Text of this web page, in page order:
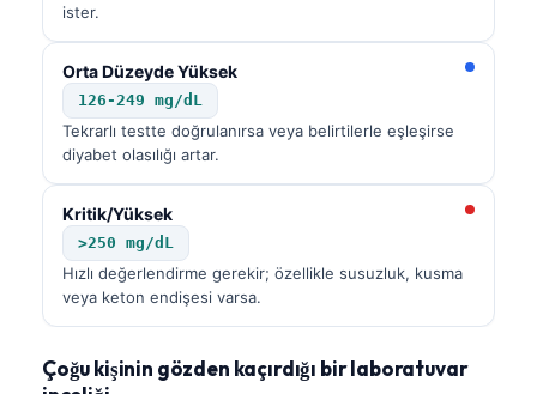
ister.
Orta Düzeyde Yüksek
126-249 mg/dL
Tekrarlı testte doğrulanırsa veya belirtilerle eşleşirse
diyabet olasılığı artar.
Kritik/Yüksek
>250 mg/dL
Hızlı değerlendirme gerekir; özellikle susuzluk, kusma
veya keton endişesi varsa.
Çoğu kişinin gözden kaçırdığı bir laboratuvar